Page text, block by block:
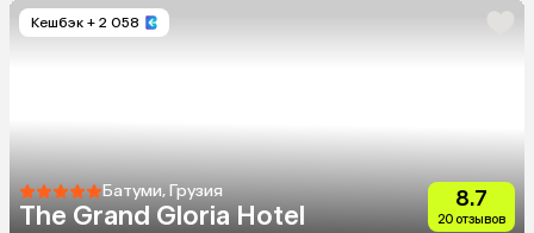
Кешбэк + 2 058
Батуми, Грузия
The Grand Gloria Hotel
8.7
20 отзывов